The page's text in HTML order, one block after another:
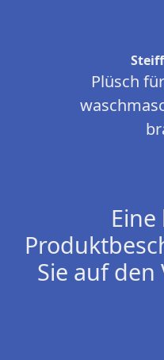
Steiff
Plüsch
Sie auf